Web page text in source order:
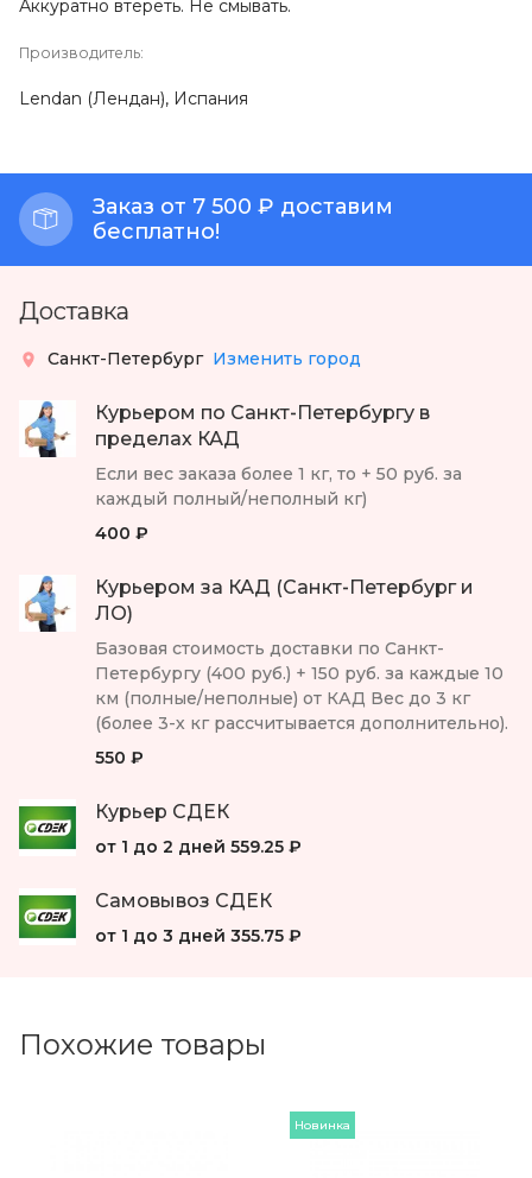
Аккуратно втереть. Не смывать.
Производитель:
Lendan (Лендан), Испания
Заказ от 7 500 ₽ доставим
бесплатно!
Доставка
Санкт-Петербург Изменить город
Курьером по Санкт-Петербургу в
пределах КАД
Если вес заказа более 1 кг, то + 50 руб. за
каждый полный/неполный кг)
400 ₽
Курьером за КАД (Санкт-Петербург и
ЛО)
Базовая стоимость доставки по Санкт-
Петербургу (400 руб.) + 150 руб. за каждые 10
км (полные/неполные) от КАД Вес до 3 кг
(более 3-х кг рассчитывается дополнительно).
550 ₽
Курьер СДЕК
от 1 до 2 дней 559.25 ₽
Самовывоз СДЕК
от 1 до 3 дней 355.75 ₽
Похожие товары
Новинка